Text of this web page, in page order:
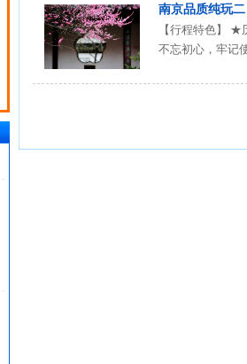
南京品质纯玩
【行程特色】
不忘初心，牢